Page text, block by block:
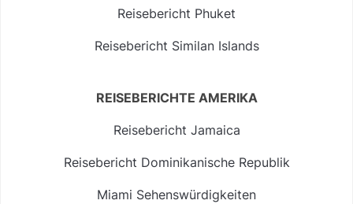
Reisebericht Phuket
Reisebericht Similan Islands
REISEBERICHTE AMERIKA
Reisebericht Jamaica
Reisebericht Dominikanische Republik
Miami Sehenswürdigkeiten